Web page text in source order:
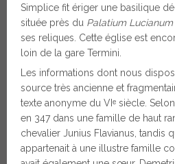
Simplice fit ériger une basilique
située près du Palatium Lucianum
ses reliques. Cette église est
loin de la gare Termini.
Les informations dont nous
source très ancienne et
texte anonyme du VIᵉ siècle.
en 347 dans une famille de haut
chevalier Junius Flavianus, tandis
appartenait à une illustre famille